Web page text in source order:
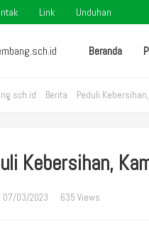
Link Unduhan
Beranda
Berita Peduli
Kebersihan,
07/03/2023 635 Views